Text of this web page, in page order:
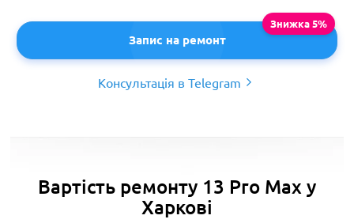
Запис на ремонт
Консультація в Telegram
Вартість ремонту 13 Pro Max у
Харкові